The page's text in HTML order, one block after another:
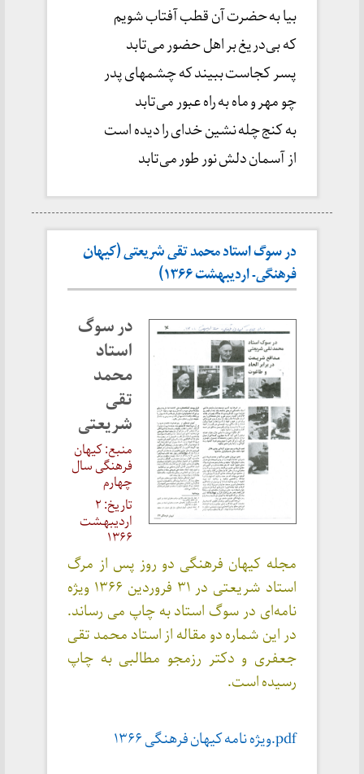
بیا به حضرت آن قطب آفتاب شویم
که بی‌دریغ بر اهل حضور می‌تابد
پسر کجاست ببیند که چشمهای پدر
چو مهر و ماه به راه عبور می‌تابد
به کنج چله نشین خدای را دیده است
از آسمان دلش نور طور می‌تابد
در سوگ استاد محمد تقی شریعتی (کیهان
فرهنگی- اردیبهشت ۱۳۶۶)
در سوگ
استاد
محمد
تقی
شریعتی
منبع: کیهان
فرهنگی سال
چهارم
تاریخ: ۲
اردیبهشت
۱۳۶۶
مجله کیهان فرهنگی دو روز پس از مرگ
استاد شریعتی در ۳۱ فروردین ۱۳۶۶ ویژه
نامه‌ای در سوگ استاد به چاپ می رساند.
در این شماره دو مقاله از استاد محمد تقی
جعفری و دکتر رزمجو مطالبی به چاپ
رسیده است.
pdf.ویژه نامه کیهان فرهنگی ۱۳۶۶